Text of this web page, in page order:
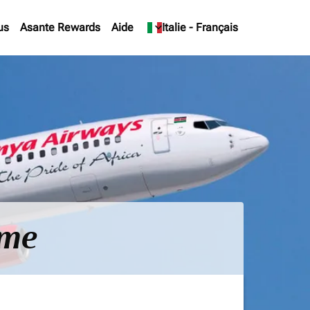
Asante Rewards Aide Italie - Français
keyboard_arrow_down